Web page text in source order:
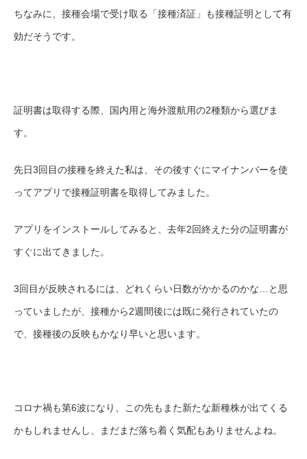
ちなみに、接種会場で受け取る「接種済証」も接種証明として有
効だそうです。
証明書は取得する際、国内用と海外渡航用の2種類から選びま
す。
先日3回目の接種を終えた私は、 その後すぐにマイナンバーを使
ってアプリで接種証明書を取得してみました。
アプリをインストールしてみると、去年2回終えた分の証明書が
すぐに出てきました。
3回目が反映されるには、どれくらい日数がかかるのかな…と思
っていましたが、接種から2週間後には既に発行されていたの
で、接種後の反映もかなり早いと思います。
コロナ禍も第6波になり、この先もまた新たな新種株が出てくる
かもしれませんし、まだまだ落ち着く気配もありませんよね。